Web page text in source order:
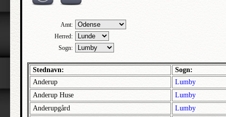
Amt:
Herred:
Sogn:
Stednavn:
Sogn:
Anderup
Lumby
Anderup Huse
Lumby
Anderupgård
Lumby